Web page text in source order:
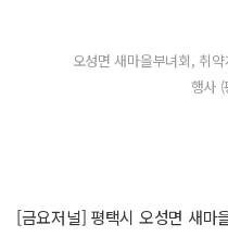
오성면 새마을부녀회, 취
행사
[금요저널] 평택시 오성면 새마